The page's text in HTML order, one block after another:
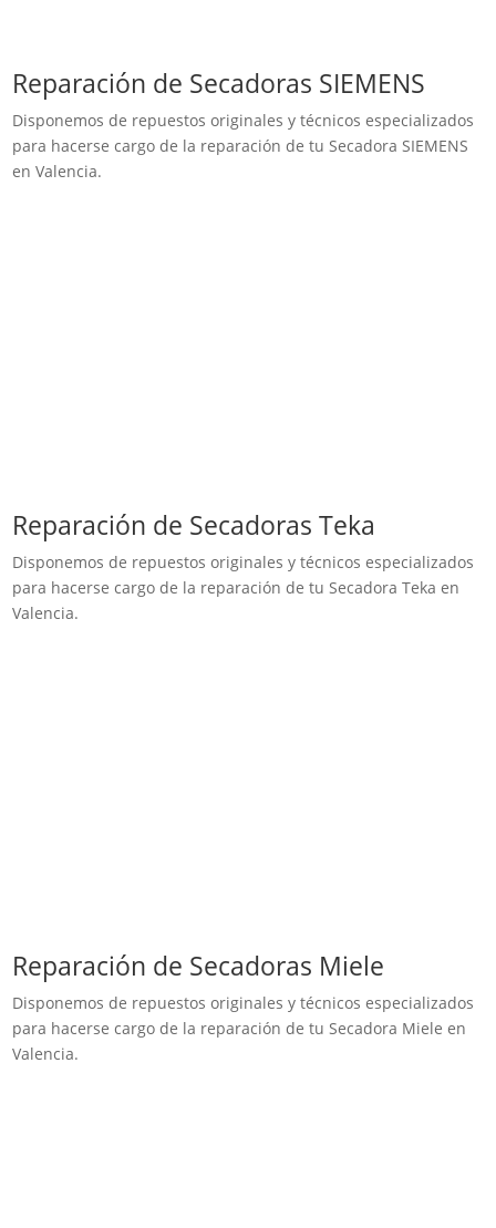
Reparación de Secadoras SIEMENS
Disponemos de repuestos originales y técnicos especializados
para hacerse cargo de la reparación de tu Secadora SIEMENS
en Valencia.
Reparación de Secadoras Teka
Disponemos de repuestos originales y técnicos especializados
para hacerse cargo de la reparación de tu Secadora Teka en
Valencia.
Reparación de Secadoras Miele
Disponemos de repuestos originales y técnicos especializados
para hacerse cargo de la reparación de tu Secadora Miele en
Valencia.